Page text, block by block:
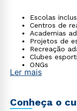
Escolas
Centros de
Academias
Projetos de
Recreação
Clubes
ONGs
Consultoria
Ler mais
Conheça o